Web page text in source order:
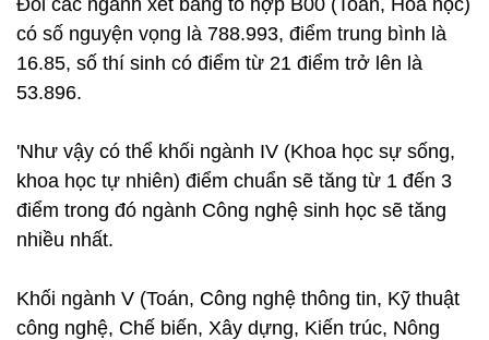
Đối các ngành xét bằng tổ hợp B00 (Toán, Hóa học)
có số nguyện vọng là 788.993, điểm trung bình là
16.85, số thí sinh có điểm từ 21 điểm trở lên là
53.896.
'Như vậy có thể khối ngành IV (Khoa học sự sống,
khoa học tự nhiên) điểm chuẩn sẽ tăng từ 1 đến 3
điểm trong đó ngành Công nghệ sinh học sẽ tăng
nhiều nhất.
Khối ngành V (Toán, Công nghệ thông tin, Kỹ thuật
công nghệ, Chế biến, Xây dựng, Kiến trúc, Nông